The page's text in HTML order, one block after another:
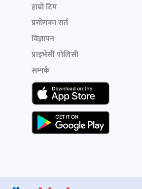
हाम्रो टिम
प्रयोगका सर्त
विज्ञापन
प्राइभेसी पोलिसी
सम्पर्क